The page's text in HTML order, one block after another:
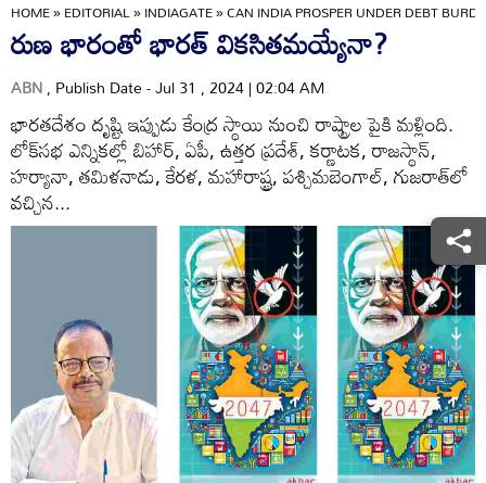
HOME»EDITORIAL»INDIAGATE»CAN INDIA PROSPER UNDER DEBT
రుణ భారంతో భారత్‌ వికసితమయ్యేనా?
ABN, Publish Date - Jul 31 , 2024 | 02:04 AM
భారతదేశం దృష్టి ఇప్పుడు కేంద్ర స్థాయి నుంచి రాష్ట్రాల పైకి మళ్లింది.
లోక్‌సభ ఎన్నికల్లో బిహార్, ఏపీ, ఉత్తర ప్రదేశ్, కర్ణాటక, రాజస్థాన్,
హర్యానా, తమిళనాడు, కేరళ, మహారాష్ట్ర, పశ్చిమబెంగాల్, గుజరాత్‌లో
వచ్చిన...